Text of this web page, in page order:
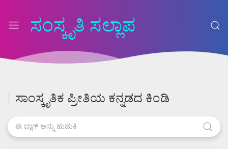
ಸಂಸ್ಕೃತಿ ಸಲ್ಲಾಪ
ಸಾಂಸ್ಕೃತಿಕ ಪ್ರೀತಿಯ ಕನ್ನಡದ ಕಿಂಡಿ